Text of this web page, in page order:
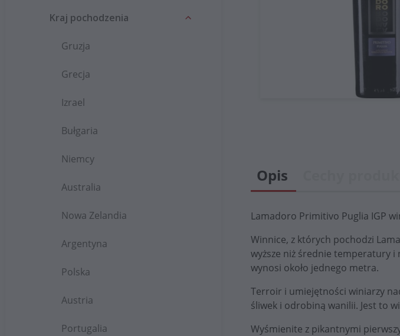
Kraj pochodzenia
Gruzja
Grecja
Izrael
Bułgaria
Niemcy
Australia
Nowa Zelandia
Argentyna
Polska
Austria
Portugalia
Opis
Lamadoro Primitivo Puglia IGP
Winnice, z których pochodzi
wyższe niż średnie temperatury i
wynosi około jednego metra.
Terroir i umiejętności winiarzy
śliwek i odrobiną wanilii. Jest to
Wyśmienite z pikantnymi